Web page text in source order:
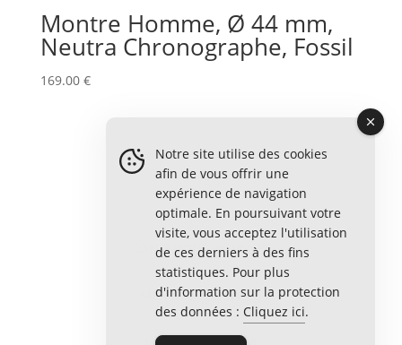
Montre Homme, Ø 44 mm,
Neutra Chronographe, Fossil
169.00 €
CONDITIONS DE VENTE
MENTIONS LÉGALES
Notre site utilise des cookies
afin de vous offrir une
expérience de navigation
optimale. En poursuivant votre
visite, vous acceptez l'utilisation
de ces derniers à des fins
statistiques. Pour plus
d'information sur la protection
des données : Cliquez ici.